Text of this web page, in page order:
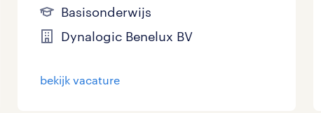
Financieel 0
Industrieel / Productie 0
Management / Leidinggevend
Master 0
WO 0
Basisonderwijs
Dynalogic Benelux BV
bekijk vacature